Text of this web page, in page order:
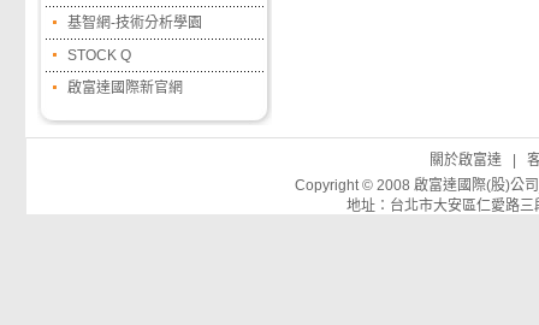
基智網-技術分析學園
STOCK Q
啟富達國際新官網
關於啟富達
Copyright © 2008 啟富達國際(股)公
地址：台北市大安區仁愛路